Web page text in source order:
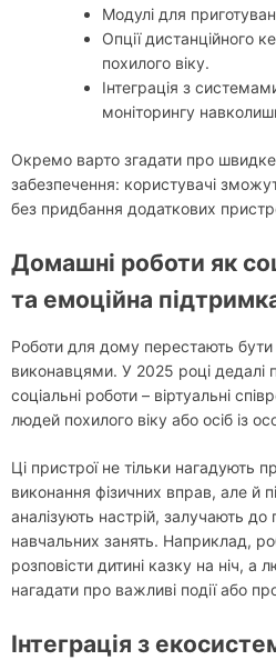
Модулі для
Опції дистанційного
похилого віку.
Інтеграція з
моніторингу
Окремо варто згадати про
забезпечення: користувачі
без придбання додаткових
Домашні роботи як
та емоційна
Роботи для дому перестають
виконавцями. У 2025 році дедалі
соціальні роботи – віртуальні
людей похилого віку або осіб із
Ці пристрої не тільки нагадують
виконання фізичних вправ, але й
аналізують настрій, залучають до
навчальних занять. Наприклад,
розповісти дитині казку на ніч, а
нагадати про важливі події або
Інтеграція з